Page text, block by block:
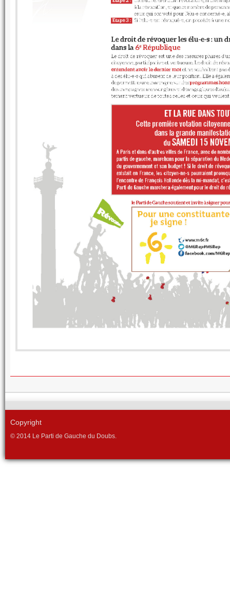
Copyright
© 2014 Le Parti de Gauche du Doubs.